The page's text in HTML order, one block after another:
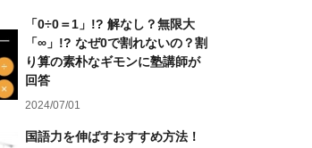
「0÷0＝1」!? 解なし？無限大
「∞」!? なぜ0で割れないの？割
り算の素朴なギモンに塾講師が
回答
2024/07/01
国語力を伸ばすおすすめ方法！